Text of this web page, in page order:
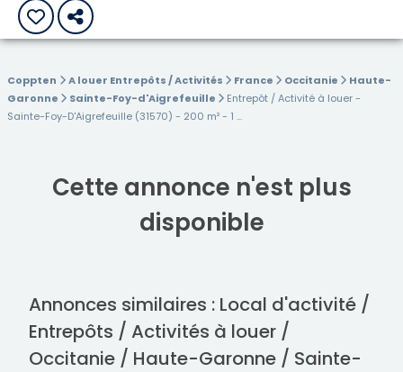
Coppten A louer Entrepôts / Activités France Occitanie
Haute-
Garonne
Sainte-Foy-d'Aigrefeuille
Entrepôt / Activité à louer -
Sainte-Foy-D'Aigrefeuille (31570) - 200 m² - 1 ...
Cette annonce n'est plus
disponible
Annonces similaires : Local d'activité /
Entrepôts / Activités à louer /
Occitanie / Haute-Garonne / Sainte-